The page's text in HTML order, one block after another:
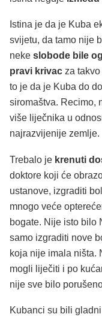
Istina je da je Kuba
svijetu, da tamo nije
neke slobode bile
pravi krivac za
to je da je Kuba do
siromaštva. Recimo,
više liječnika u
najrazvijenije zemlje.
Trebalo je krenuti
doktore koji će
ustanove, izgraditi
mnogo veće
bogate. Nije isto bilo
samo izgraditi nove
koja nije imala ništa.
mogli liječiti i po
nije sve bilo
Kubanci su bili